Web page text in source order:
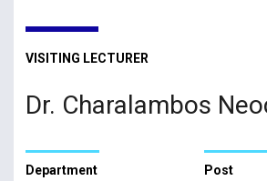
VISITING LECTURER
Dr. Charalambos
Department
Post